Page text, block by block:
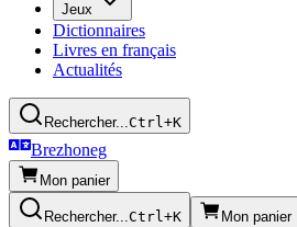
Jeux
Dictionnaires
Livres en français
Actualités
Rechercher...Ctrl+K
Brezhoneg
Mon panier
Rechercher...Ctrl+K Mon panier